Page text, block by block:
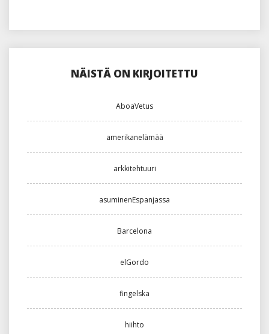
NÄISTÄ ON KIRJOITETTU
AboaVetus
amerikanelämää
arkkitehtuuri
asuminenEspanjassa
Barcelona
elGordo
fingelska
hiihto